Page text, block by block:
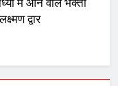
में आने वाले भक्तों
द्वार